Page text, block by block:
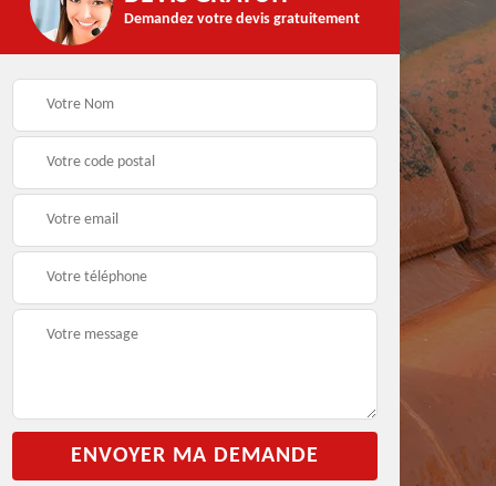
toiture et façade 46
Traitement anti
mousse façade,
toiture et murets 46
Demandez votre devis gratuitement